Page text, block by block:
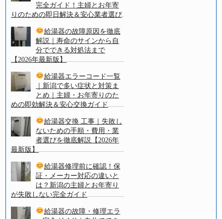
完全ガイド！主婦とお年寄
りのための即日解決＆安心業者選び
給湯器の故障原因を徹底
解説｜寿命のサインから自
分でできる対処法まで
【2026年最新版】
給湯器エラーコード一覧
｜新潟で多い症状と対策ま
とめ｜主婦・お年寄りのた
めの即効解決＆安心交換ガイド
給湯器交換 工事｜失敗し
ないための手順・費用・業
者選びを徹底解説【2026年
最新版】
給湯器修理前に確認！保
証・メーカー対応の違いと
は？新潟の主婦とお年寄り
が失敗しない完全ガイド
給湯器の故障・修理エラ